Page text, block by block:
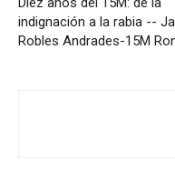
indignación a la rabia --
Robles Andrades-15M